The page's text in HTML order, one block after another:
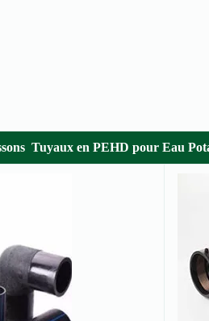
Tuyaux en PEHD pour Eau